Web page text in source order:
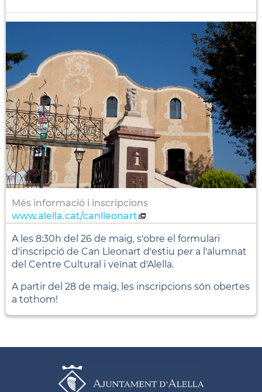
Més informació i inscripcions
www.alella.cat/canlleonart
A les 8:30h del 26 de maig, s'obre el formulari
d'inscripció de Can Lleonart d'estiu per a l'alumnat
del Centre Cultural i veïnat d'Alella.
A partir del 28 de maig, les inscripcions són obertes
a tothom!